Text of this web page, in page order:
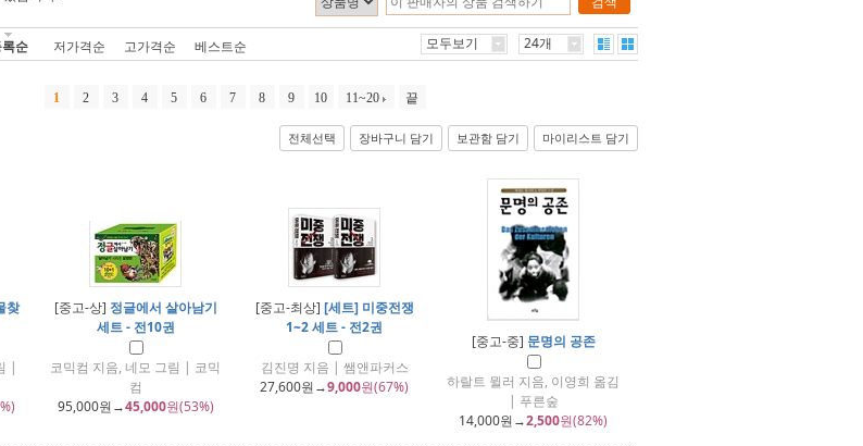
순 저가격순 고가격순 베스트순 모두보기 24개
1 2 3 4 5 6 7 8 9 10 11~20 끝
전체선택 장바구니 담기 보관함 담기 마이리스트 담기
찾
|
[중고-상] 정글에서 살아남기
세트 - 전10권
코믹컴 지음, 네모 그림 | 코믹
컴
95,000원→45,000원(53%)
[중고-최상] [세트] 미중전쟁
1~2 세트 - 전2권
김진명 지음 | 쌤앤파커스
27,600원→9,000원(67%)
[중고-중] 문명의 공존
하랄트 뮐러 지음, 이영희 옮김
| 푸른숲
14,000원→2,500원(82%)